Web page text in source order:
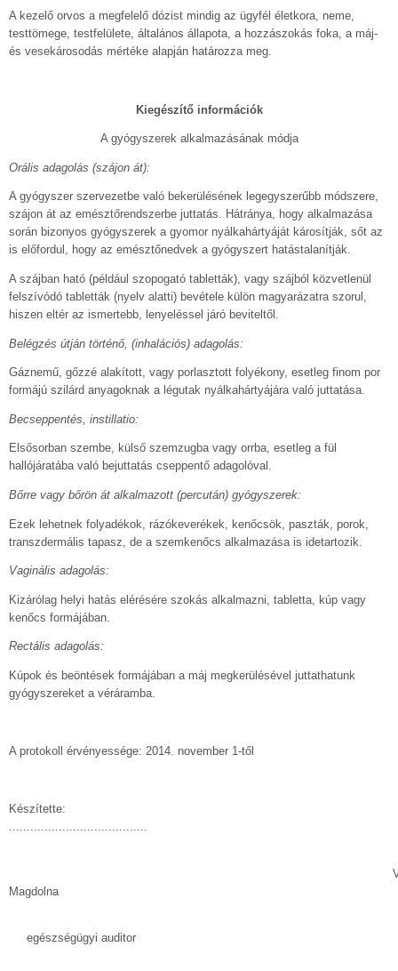
A kezelő orvos a megfelelő dózist mindig az ügyfél életkora, neme,
testtömege, testfelülete, általános állapota, a hozzászokás foka, a máj-
és vesekárosodás mértéke alapján határozza meg.
Kiegészítő információk
A gyógyszerek alkalmazásának módja
Orális adagolás (szájon át):
A gyógyszer szervezetbe való bekerülésének legegyszerűbb módszere,
szájon át az emésztőrendszerbe juttatás. Hátránya, hogy alkalmazása
során bizonyos gyógyszerek a gyomor nyálkahártyáját károsítják, sőt az
is előfordul, hogy az emésztőnedvek a gyógyszert hatástalanítják.
A szájban ható (például szopogató tabletták), vagy szájból közvetlenül
felszívódó tabletták (nyelv alatti) bevétele külön magyarázatra szorul,
hiszen eltér az ismertebb, lenyeléssel járó beviteltől.
Belégzés útján történő, (inhalációs) adagolás:
Gáznemű, gőzzé alakított, vagy porlasztott folyékony, esetleg finom por
formájú szilárd anyagoknak a légutak nyálkahártyájára való juttatása.
Becseppentés, instillatio:
Elsősorban szembe, külső szemzugba vagy orrba, esetleg a fül
hallójáratába való bejuttatás cseppentő adagolóval.
Bőrre vagy bőrön át alkalmazott (percután) gyógyszerek:
Ezek lehetnek folyadékok, rázókeverékek, kenőcsök, paszták, porok,
transzdermális tapasz, de a szemkenőcs alkalmazása is idetartozik.
Vaginális adagolás:
Kizárólag helyi hatás elérésére szokás alkalmazni, tabletta, kúp vagy
kenőcs formájában.
Rectális adagolás:
Kúpok és beöntések formájában a máj megkerülésével juttathatunk
gyógyszereket a véráramba.
A protokoll érvényessége: 2014. november 1-től
Készítette:
.......................................
Magdolna
egészségügyi auditor